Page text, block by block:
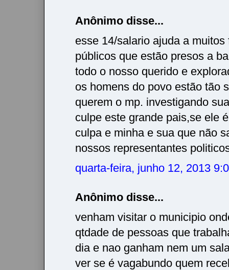
Anônimo disse...
esse 14/salario ajuda a muitos
públicos que estão presos a
todo o nosso querido e
os homens do povo estão tão
querem o mp. investigando
culpe este grande pais,se ele
culpa e minha e sua que não
nossos representantes
quarta-feira, junho 12, 2013
Anônimo disse...
venham visitar o municipio
qtdade de pessoas que
dia e nao ganham nem um
ver se é vagabundo quem